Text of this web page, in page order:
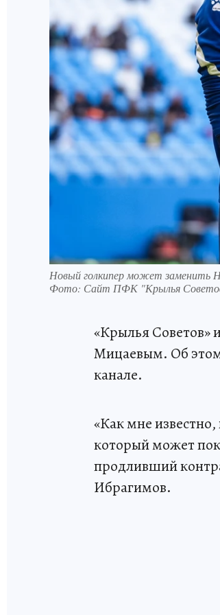
Новый голкипер может заменить
Фото: Сайт ПФК "Крылья
«Крылья Советов»
Мицаевым. Об
канале.
«Как мне
который может
продливший
Ибрагимов.